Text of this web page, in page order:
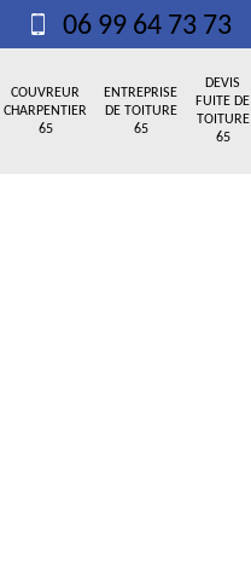
06 99 64 73 73
COUVREUR
CHARPENTIER
65
ENTREPRISE
DE TOITURE
65
DEVIS
FUITE DE
TOITURE
65